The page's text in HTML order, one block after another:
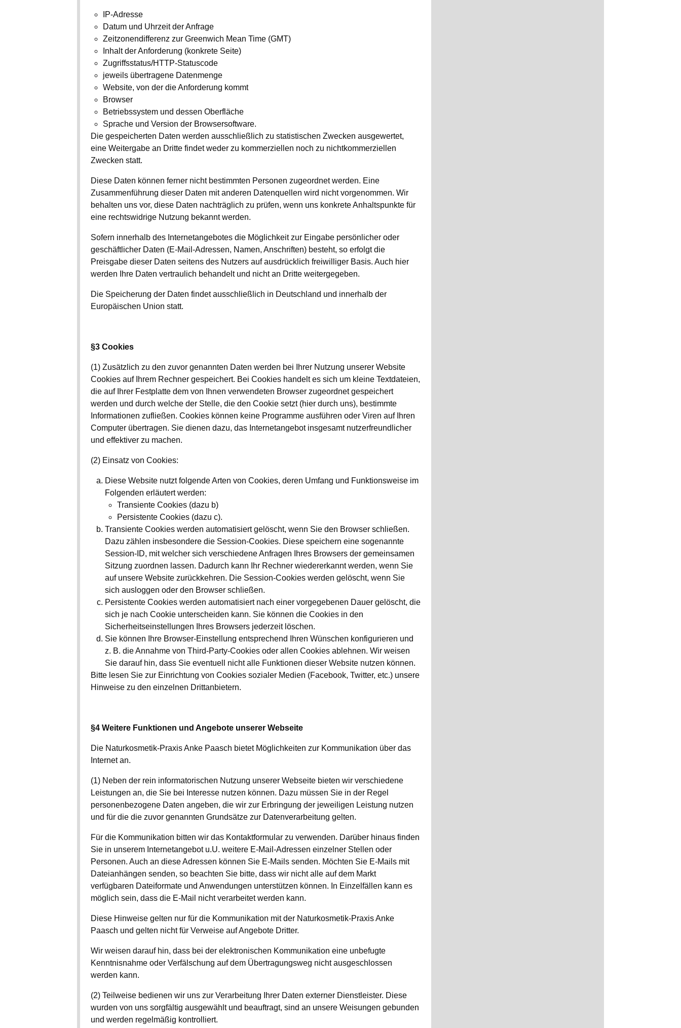
IP-Adresse
Datum und Uhrzeit der Anfrage
Zeitzonendifferenz zur Greenwich Mean Time (GMT)
Inhalt der Anforderung (konkrete Seite)
Zugriffsstatus/HTTP-Statuscode
jeweils übertragene Datenmenge
Website, von der die Anforderung kommt
Browser
Betriebssystem und dessen Oberfläche
Sprache und Version der Browsersoftware.
Die gespeicherten Daten werden ausschließlich zu statistischen Zwecken ausgewertet,
eine Weitergabe an Dritte findet weder zu kommerziellen noch zu nichtkommerziellen
Zwecken statt.
Diese Daten können ferner nicht bestimmten Personen zugeordnet werden. Eine
Zusammenführung dieser Daten mit anderen Datenquellen wird nicht vorgenommen. Wir
behalten uns vor, diese Daten nachträglich zu prüfen, wenn uns konkrete Anhaltspunkte für
eine rechtswidrige Nutzung bekannt werden.
Sofern innerhalb des Internetangebotes die Möglichkeit zur Eingabe persönlicher oder
geschäftlicher Daten (E-Mail-Adressen, Namen, Anschriften) besteht, so erfolgt die
Preisgabe dieser Daten seitens des Nutzers auf ausdrücklich freiwilliger Basis. Auch hier
werden Ihre Daten vertraulich behandelt und nicht an Dritte weitergegeben.
Die Speicherung der Daten findet ausschließlich in Deutschland und innerhalb der
Europäischen Union statt.
§3 Cookies
(1) Zusätzlich zu den zuvor genannten Daten werden bei Ihrer Nutzung unserer Website
Cookies auf Ihrem Rechner gespeichert. Bei Cookies handelt es sich um kleine Textdateien,
die auf Ihrer Festplatte dem von Ihnen verwendeten Browser zugeordnet gespeichert
werden und durch welche der Stelle, die den Cookie setzt (hier durch uns), bestimmte
Informationen zufließen. Cookies können keine Programme ausführen oder Viren auf Ihren
Computer übertragen. Sie dienen dazu, das Internetangebot insgesamt nutzerfreundlicher
und effektiver zu machen.
(2) Einsatz von Cookies:
Diese Website nutzt folgende Arten von Cookies, deren Umfang und Funktionsweise im
Folgenden erläutert werden:
Transiente Cookies (dazu b)
Persistente Cookies (dazu c).
Transiente Cookies werden automatisiert gelöscht, wenn Sie den Browser schließen.
Dazu zählen insbesondere die Session-Cookies. Diese speichern eine sogenannte
Session-ID, mit welcher sich verschiedene Anfragen Ihres Browsers der gemeinsamen
Sitzung zuordnen lassen. Dadurch kann Ihr Rechner wiedererkannt werden, wenn Sie
auf unsere Website zurückkehren. Die Session-Cookies werden gelöscht, wenn Sie
sich ausloggen oder den Browser schließen.
Persistente Cookies werden automatisiert nach einer vorgegebenen Dauer gelöscht, die
sich je nach Cookie unterscheiden kann. Sie können die Cookies in den
Sicherheitseinstellungen Ihres Browsers jederzeit löschen.
Sie können Ihre Browser-Einstellung entsprechend Ihren Wünschen konfigurieren und
z. B. die Annahme von Third-Party-Cookies oder allen Cookies ablehnen. Wir weisen
Sie darauf hin, dass Sie eventuell nicht alle Funktionen dieser Website nutzen können.
Bitte lesen Sie zur Einrichtung von Cookies sozialer Medien (Facebook, Twitter, etc.) unsere
Hinweise zu den einzelnen Drittanbietern.
§4 Weitere Funktionen und Angebote unserer Webseite
Die Naturkosmetik-Praxis Anke Paasch bietet Möglichkeiten zur Kommunikation über das
Internet an.
(1) Neben der rein informatorischen Nutzung unserer Webseite bieten wir verschiedene
Leistungen an, die Sie bei Interesse nutzen können. Dazu müssen Sie in der Regel
personenbezogene Daten angeben, die wir zur Erbringung der jeweiligen Leistung nutzen
und für die die zuvor genannten Grundsätze zur Datenverarbeitung gelten.
Für die Kommunikation bitten wir das Kontaktformular zu verwenden. Darüber hinaus finden
Sie in unserem Internetangebot u.U. weitere E-Mail-Adressen einzelner Stellen oder
Personen. Auch an diese Adressen können Sie E-Mails senden. Möchten Sie E-Mails mit
Dateianhängen senden, so beachten Sie bitte, dass wir nicht alle auf dem Markt
verfügbaren Dateiformate und Anwendungen unterstützen können. In Einzelfällen kann es
möglich sein, dass die E-Mail nicht verarbeitet werden kann.
Diese Hinweise gelten nur für die Kommunikation mit der Naturkosmetik-Praxis Anke
Paasch und gelten nicht für Verweise auf Angebote Dritter.
Wir weisen darauf hin, dass bei der elektronischen Kommunikation eine unbefugte
Kenntnisnahme oder Verfälschung auf dem Übertragungsweg nicht ausgeschlossen
werden kann.
(2) Teilweise bedienen wir uns zur Verarbeitung Ihrer Daten externer Dienstleister. Diese
wurden von uns sorgfältig ausgewählt und beauftragt, sind an unsere Weisungen gebunden
und werden regelmäßig kontrolliert.